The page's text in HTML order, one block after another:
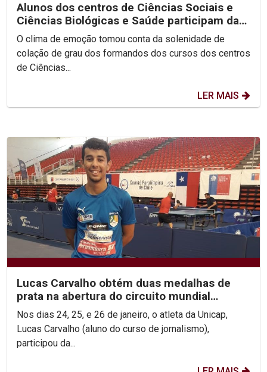
Alunos dos centros de Ciências Sociais e
Ciências Biológicas e Saúde participam da
segunda noite...
O clima de emoção tomou conta da solenidade de
colação de grau dos formandos dos cursos dos centros
de Ciências...
LER MAIS
Lucas Carvalho obtém duas medalhas de
prata na abertura do circuito mundial
paralímpico
Nos dias 24, 25, e 26 de janeiro, o atleta da Unicap,
Lucas Carvalho (aluno do curso de jornalismo),
participou da...